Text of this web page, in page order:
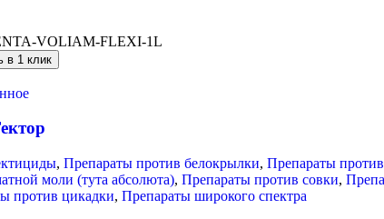
VOLIAM-FLEXI-1L
в 1 клик
, Препараты против белокрылки, Препараты
моли (тута абсолюта), Препараты против совки,
против цикадки, Препараты широкого спектра